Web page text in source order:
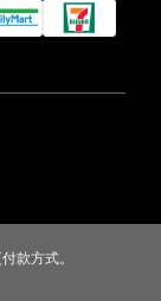
款方式。